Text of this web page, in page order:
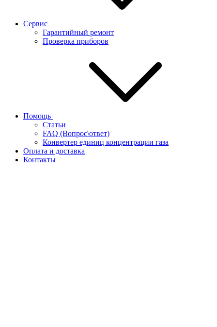
Сервис
Гарантийный ремонт
Проверка приборов
Помощь
Статьи
FAQ (Вопрос\ответ)
Конвертер единиц концентрации газа
Оплата и доставка
Контакты